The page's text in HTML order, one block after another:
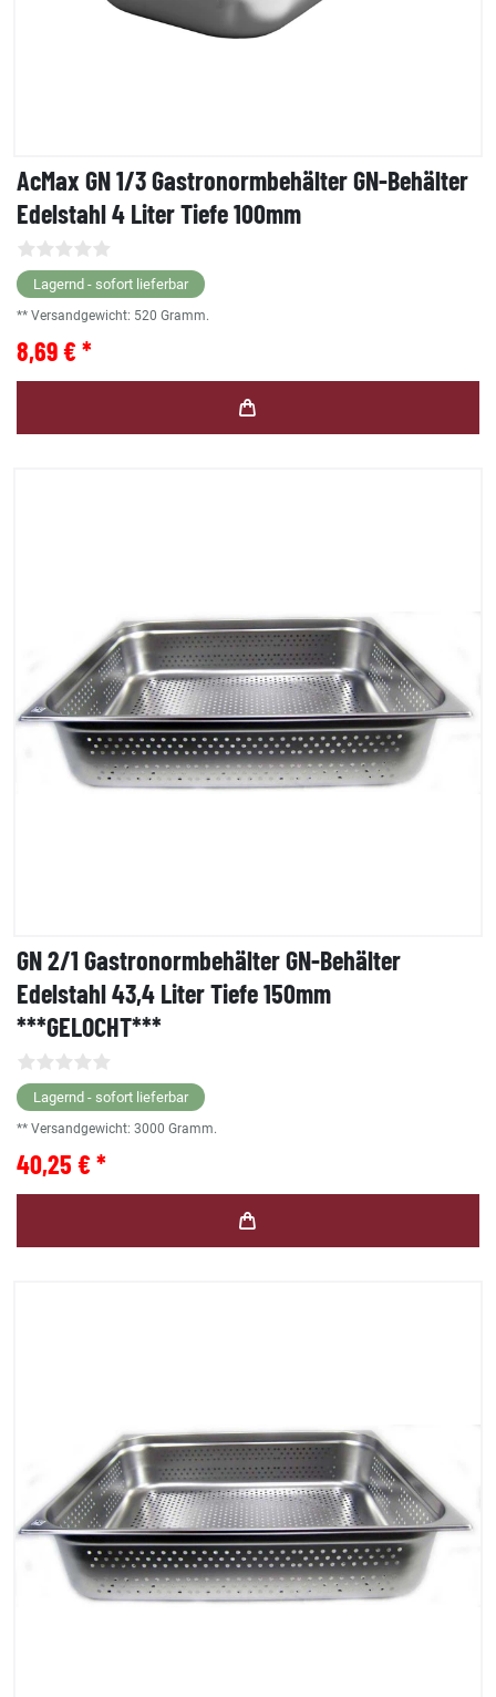
AcMax GN 1/3 Gastronormbehälter GN-Behälter
Edelstahl 4 Liter Tiefe 100mm
Lagernd - sofort lieferbar
** Versandgewicht: 520 Gramm.
8,69 € *
GN 2/1 Gastronormbehälter GN-Behälter
Edelstahl 43,4 Liter Tiefe 150mm
***GELOCHT***
Lagernd - sofort lieferbar
** Versandgewicht: 3000 Gramm.
40,25 € *